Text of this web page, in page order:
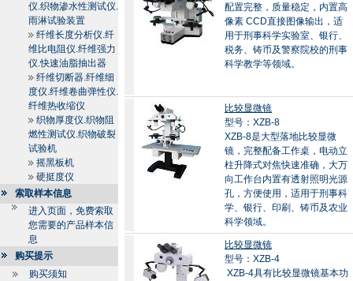
仪.织物渗水性测试仪.
雨淋试验装置
纤维长度分析仪.纤
维比电阻仪.纤维强力
仪.快速油脂抽出器
纤维切断器.纤维细
度仪.纤维卷曲弹性仪.
纤维热收缩仪
织物厚度仪.织物阻
燃性测试仪.织物破裂
试验机
摇黑板机
硬挺度仪
索取样本信息
进入页面，免费索取
您需要的产品样本信
息
购买提示
购买须知
配置完整，质量稳定，内置高
像素 CCD直接图像输出，适
用于刑事科学实验室、银行、
税务、铸币及警察院校的刑事
科学教学等领域。
比较显微镜
型号：XZB-8
XZB-8是大型落地比较显微
镜，完整配备工作桌，电动立
柱升降式对焦快速准确，大万
向工作台内置有透射照明光源
孔，方便使用，适用于刑事科
学、银行、印刷、铸币及农业
科学领域。
比较显微镜
型号：XZB-4
XZB-4具有比较显微镜基本功